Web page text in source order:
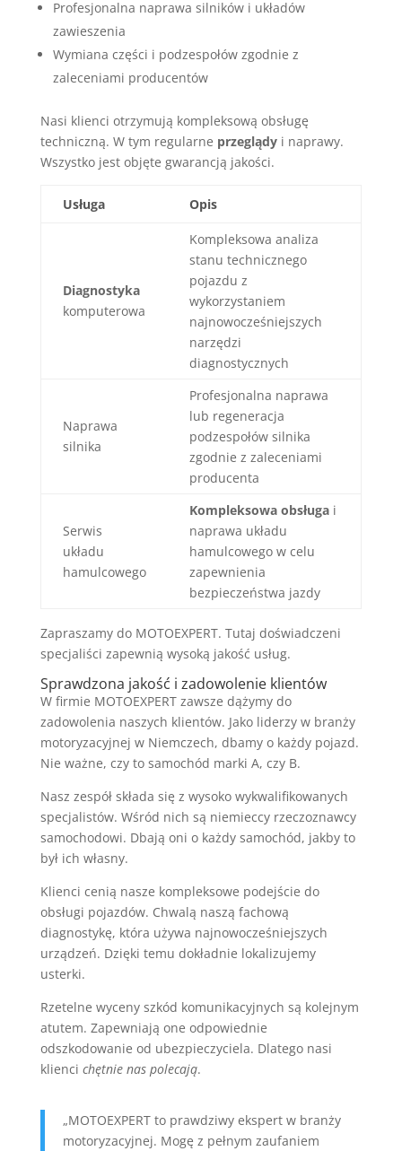
Profesjonalna naprawa silników i układów
zawieszenia
Wymiana części i podzespołów zgodnie z
zaleceniami producentów
Nasi klienci otrzymują kompleksową obsługę
techniczną. W tym regularne przeglądyi naprawy.
Wszystko jest objęte gwarancją jakości.
Usługa Opis
Diagnostyka
komputerowa
Kompleksowa analiza
stanu technicznego
pojazdu z
wykorzystaniem
najnowocześniejszych
narzędzi
diagnostycznych
Naprawa
silnika
Profesjonalna naprawa
lub regeneracja
podzespołów silnika
zgodnie z zaleceniami
producenta
Serwis
układu
hamulcowego
Kompleksowa obsługai
naprawa układu
hamulcowego w celu
zapewnienia
bezpieczeństwa jazdy
Zapraszamy do MOTOEXPERT. Tutaj doświadczeni
specjaliści zapewnią wysoką jakość usług.
Sprawdzona jakość i zadowolenie klientów
W firmie MOTOEXPERT zawsze dążymy do
zadowolenia naszych klientów. Jako liderzy w branży
motoryzacyjnej w Niemczech, dbamy o każdy pojazd.
Nie ważne, czy to samochód marki A, czy B.
Nasz zespół składa się z wysoko wykwalifikowanych
specjalistów. Wśród nich są niemieccy rzeczoznawcy
samochodowi. Dbają oni o każdy samochód, jakby to
był ich własny.
Klienci cenią nasze kompleksowe podejście do
obsługi pojazdów. Chwalą naszą fachową
diagnostykę, która używa najnowocześniejszych
urządzeń. Dzięki temu dokładnie lokalizujemy
usterki.
Rzetelne wyceny szkód komunikacyjnych są kolejnym
atutem. Zapewniają one odpowiednie
odszkodowanie od ubezpieczyciela. Dlatego nasi
klienci chętnie nas polecają.
„MOTOEXPERT to prawdziwy ekspert w branży
motoryzacyjnej. Mogę z pełnym zaufaniem